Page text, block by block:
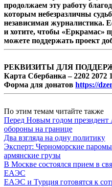
продолжаем эту работу
которым небезразличны
независимая журналистика.
и хотите, чтобы «Еркрамас»
можете поддержать проект
РЕКВИЗИТЫ ДЛЯ
Карта Сбербанка – 2202 2072
Форма для донатов https://
По этим темам читайте также
Перед Новым годом президент
обороны на границе
Два взгляда на одну политику
Эксперт: Черноморские паромы
армянские грузы
В Москве состоялся прием в
ЕАЭС
ЕАЭС и Турция готовятся к